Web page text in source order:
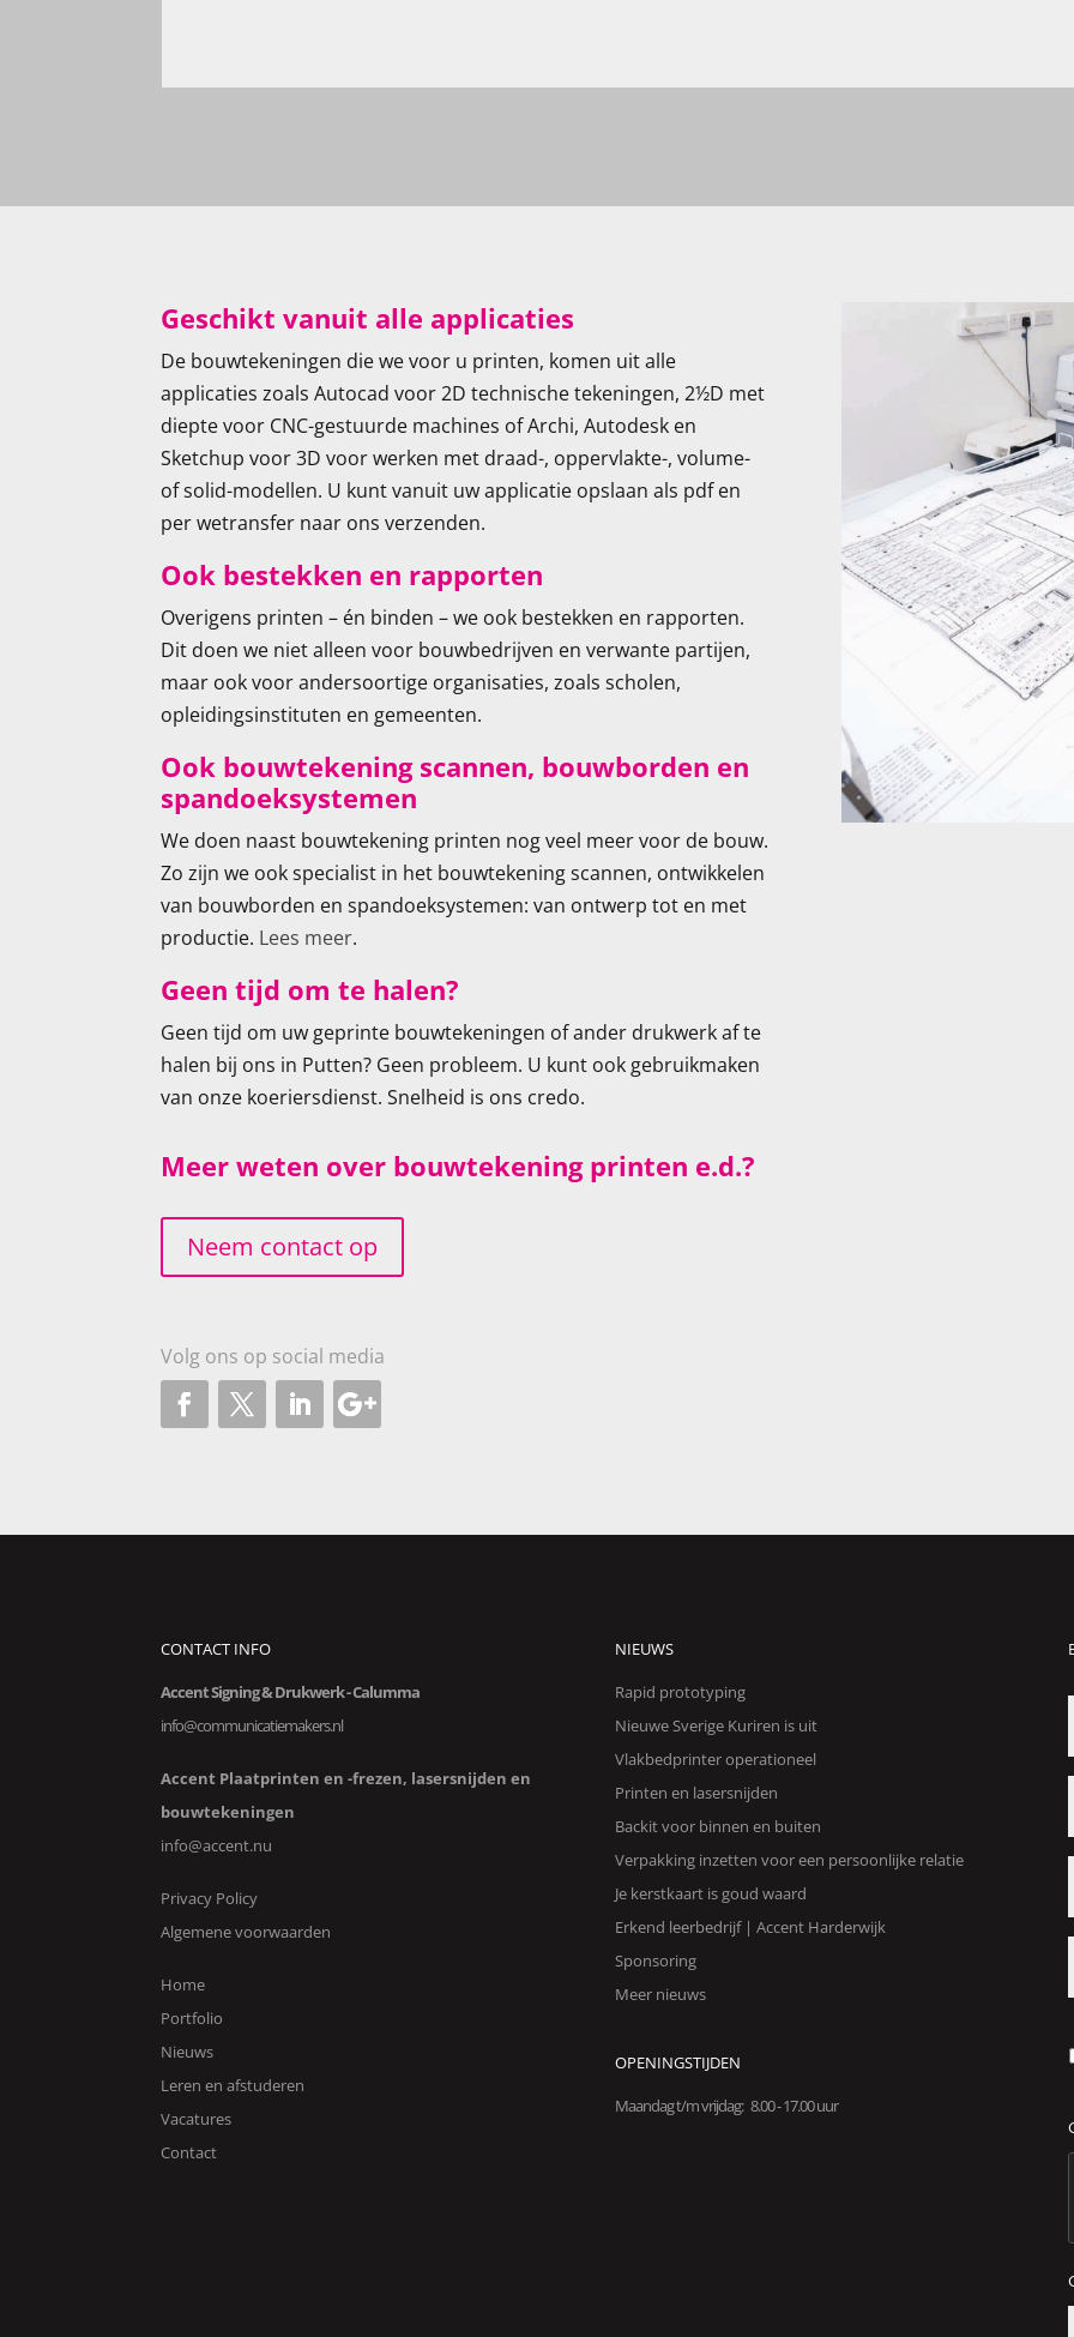
Geschikt vanuit alle applicaties
De bouwtekeningen die we voor u printen, komen uit alle
applicaties zoals Autocad voor 2D technische tekeningen, 2½D met
diepte voor CNC-gestuurde machines of Archi, Autodesk en
Sketchup voor 3D voor werken met draad-, oppervlakte-, volume-
of solid-modellen. U kunt vanuit uw applicatie opslaan als pdf en
per wetransfer naar ons verzenden.
Ook bestekken en rapporten
Overigens printen – én binden – we ook bestekken en rapporten.
Dit doen we niet alleen voor bouwbedrijven en verwante partijen,
maar ook voor andersoortige organisaties, zoals scholen,
opleidingsinstituten en gemeenten.
Ook bouwtekening scannen, bouwborden en
spandoeksystemen
We doen naast bouwtekening printen nog veel meer voor de bouw.
Zo zijn we ook specialist in het bouwtekening scannen, ontwikkelen
van bouwborden en spandoeksystemen: van ontwerp tot en met
productie. Lees meer.
Geen tijd om te halen?
Geen tijd om uw geprinte bouwtekeningen of ander drukwerk af te
halen bij ons in Putten? Geen probleem. U kunt ook gebruikmaken
van onze koeriersdienst. Snelheid is ons credo.
Meer weten over bouwtekening printen e.d.?
Neem contact op
Volg ons op social media
CONTACT INFO
Accent Signing & Drukwerk -Calumma
info@communicatiemakers.nl
Accent Plaatprinten en -frezen, lasersnijden en
bouwtekeningen
info@accent.nu
Privacy Policy
Algemene voorwaarden
Home
Portfolio
Nieuws
Leren en afstuderen
Vacatures
Contact
NIEUWS
Rapid prototyping
Nieuwe Sverige Kuriren is uit
Vlakbedprinter operationeel
Printen en lasersnijden
Backit voor binnen en buiten
Verpakking inzetten voor een persoonlijke relatie
Je kerstkaart is goud waard
Erkend leerbedrijf | Accent Harderwijk
Sponsoring
Meer nieuws
OPENINGSTIJDEN
Maandag t/m vrijdag: 8.00 - 17.00 uur